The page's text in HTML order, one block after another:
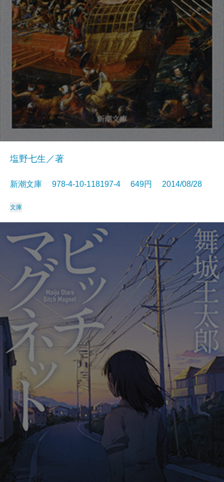
塩野七生／著
新潮文庫 978-4-10-118197-4 649円 2014/08/28
文庫